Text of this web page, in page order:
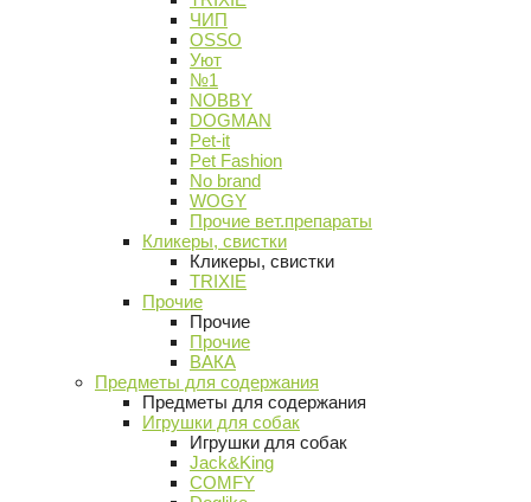
ЧИП
OSSO
Уют
№1
NOBBY
DOGMAN
Pet-it
Pet Fashion
No brand
WOGY
Прочие вет.препараты
Кликеры, свистки
Кликеры, свистки
TRIXIE
Прочие
Прочие
Прочие
ВАКА
Предметы для содержания
Предметы для содержания
Игрушки для собак
Игрушки для собак
Jack&King
COMFY